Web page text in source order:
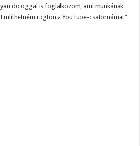
dologgal is foglalkozom, ami munkának
rögtön a YouTube-csatornámat”